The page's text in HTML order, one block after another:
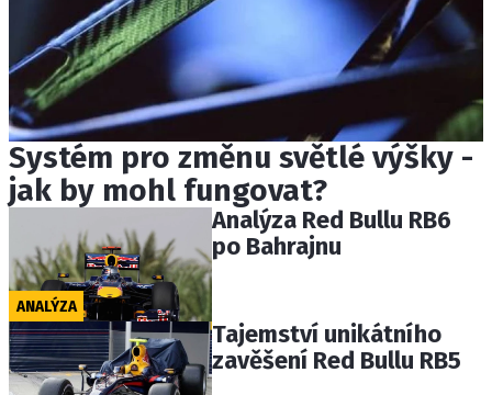
Systém pro změnu světlé výšky -
jak by mohl fungovat?
ANALÝZA
Analýza Red Bullu RB6
po Bahrajnu
Tajemství unikátního
zavěšení Red Bullu RB5